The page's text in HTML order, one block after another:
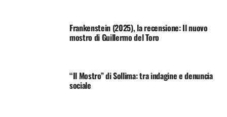
Frankenstein (2025), la recensione: Il nuovo
mostro di Guillermo del Toro
“Il Mostro” di Sollima: tra indagine e denuncia
sociale